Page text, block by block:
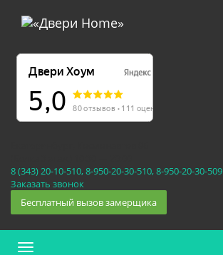
8 (343) 20-10-510, 8-950-20-30-510, 8-950-20-30-509
Заказать звонок
Бесплатный вызов замерщика
Меню